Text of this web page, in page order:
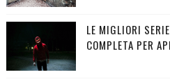
LE MIGLIORI
COMPLETA PER